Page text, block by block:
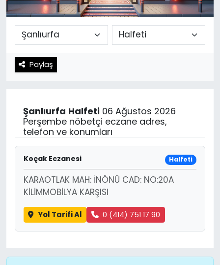
Paylaş
Şanlıurfa Halfeti06 Ağustos 2026
Perşembe nöbetçi eczane adres,
telefon ve konumları
Koçak Eczanesi Halfeti
KARAOTLAK MAH: İNÖNÜ CAD: NO:20A
KİLİMMOBİLYA KARŞISI
Yol Tarifi Al 0 (414) 751 17 90
Spor
Teknoloji
Resmi İlanlar
Teknoloji
Yaşam
Künye
İletişim